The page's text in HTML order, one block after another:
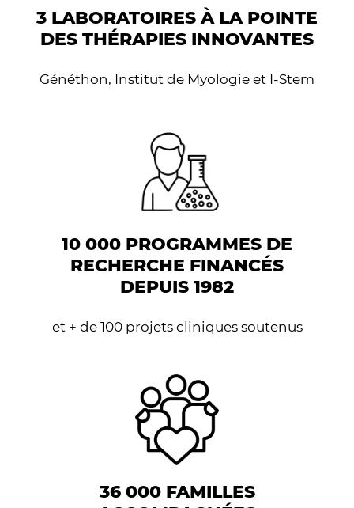
3 LABORATOIRES À LA POINTE
DES THÉRAPIES INNOVANTES
Généthon, Institut de Myologie et I-Stem
10 000 PROGRAMMES DE
RECHERCHE FINANCÉS
DEPUIS 1982
et + de 100 projets cliniques soutenus
36 000 FAMILLES